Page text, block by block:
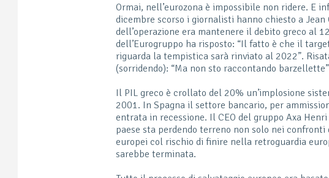
Ormai, nell’eurozona è impossibile non ridere. E
dicembre scorso i giornalisti hanno chiesto a Jean
dell’operazione era mantenere il debito greco al
dell’Eurogruppo ha risposto: “Il fatto è che il
riguarda la tempistica sarà rinviato al 2022”.
(sorridendo): “Ma non sto raccontando
Il PIL greco è crollato del 20% un’implosione
2001. In Spagna il settore bancario, per
entrata in recessione. Il CEO del gruppo Axa
paese sta perdendo terreno non solo nei
europei col rischio di finire nella retroguardia
sarebbe terminata.